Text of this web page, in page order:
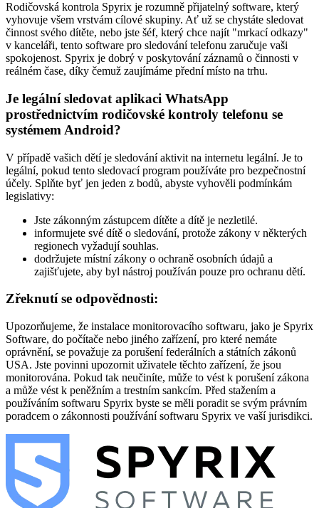
Rodičovská kontrola Spyrix je rozumně přijatelný software, který
vyhovuje všem vrstvám cílové skupiny. Ať už se chystáte sledovat
činnost svého dítěte, nebo jste šéf, který chce najít "mrkací odkazy"
v kanceláři, tento software pro sledování telefonu zaručuje vaši
spokojenost. Spyrix je dobrý v poskytování záznamů o činnosti v
reálném čase, díky čemuž zaujímáme přední místo na trhu.
Je legální sledovat aplikaci WhatsApp
prostřednictvím rodičovské kontroly telefonu se
systémem Android?
V případě vašich dětí je sledování aktivit na internetu legální. Je to
legální, pokud tento sledovací program používáte pro bezpečnostní
účely. Splňte byť jen jeden z bodů, abyste vyhověli podmínkám
legislativy:
Jste zákonným zástupcem dítěte a dítě je nezletilé.
informujete své dítě o sledování, protože zákony v některých
regionech vyžadují souhlas.
dodržujete místní zákony o ochraně osobních údajů a
zajišťujete, aby byl nástroj používán pouze pro ochranu dětí.
Zřeknutí se odpovědnosti:
Upozorňujeme, že instalace monitorovacího softwaru, jako je Spyrix
Software, do počítače nebo jiného zařízení, pro které nemáte
oprávnění, se považuje za porušení federálních a státních zákonů
USA. Jste povinni upozornit uživatele těchto zařízení, že jsou
monitorována. Pokud tak neučiníte, může to vést k porušení zákona
a může vést k peněžním a trestním sankcím. Před stažením a
používáním softwaru Spyrix byste se měli poradit se svým právním
poradcem o zákonnosti používání softwaru Spyrix ve vaší jurisdikci.